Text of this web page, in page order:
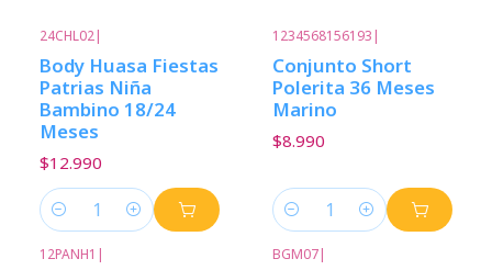
24CHL02|
Body Huasa Fiestas
Patrias Niña
Bambino 18/24
Meses
$12.990
Cantidad
1234568156193 |
Conjunto Short
Polerita 36 Meses
Marino
$8.990
Cantidad
12PANH1 | BGM07|